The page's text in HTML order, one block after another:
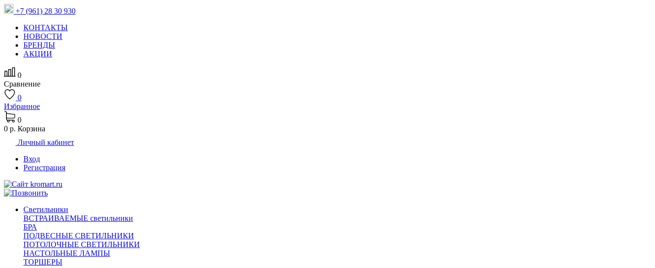
+7 (961) 28 30 930
КОНТАКТЫ
НОВОСТИ
БРЕНДЫ
АКЦИИ
0
Сравнение
0
Избранное
0
0 р. Корзина
Личный кабинет
Вход
Регистрация
Светильники
ВСТРАИВАЕМЫЕ светильники
БРА
ПОДВЕСНЫЕ СВЕТИЛЬНИКИ
ПОТОЛОЧНЫЕ СВЕТИЛЬНИКИ
НАСТОЛЬНЫЕ ЛАМПЫ
ТОРШЕРЫ